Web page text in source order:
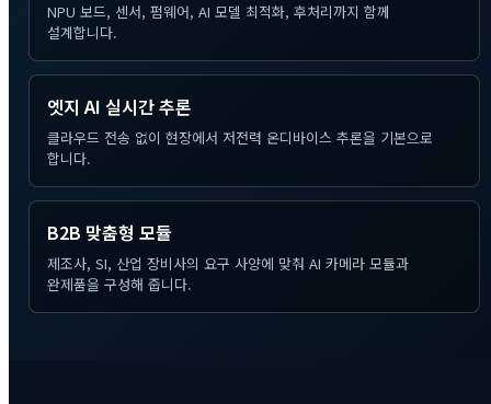
NPU 보드, 센서, 펌웨어, AI 모델 최적화, 후처리까지 함께
설계합니다.
엣지 AI 실시간 추론
클라우드 전송 없이 현장에서 저전력 온디바이스 추론을 기본으로
합니다.
B2B 맞춤형 모듈
제조사, SI, 산업 장비사의 요구 사양에 맞춰 AI 카메라 모듈과
완제품을 구성해 줍니다.